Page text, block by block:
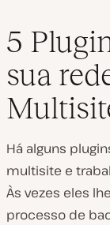
5
sua
Há alguns
multisite e
Às vezes eles
processo de